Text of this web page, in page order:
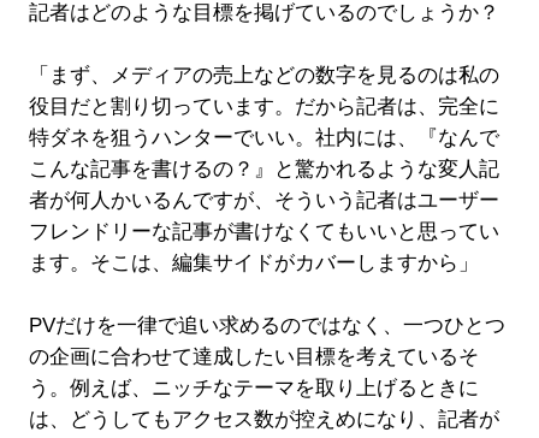
記者はどのような目標を掲げているのでしょうか？
「まず、メディアの売上などの数字を見るのは私の
役目だと割り切っています。だから記者は、完全に
特ダネを狙うハンターでいい。社内には、『なんで
こんな記事を書けるの？』と驚かれるような変人記
者が何人かいるんですが、そういう記者はユーザー
フレンドリーな記事が書けなくてもいいと思ってい
ます。そこは、編集サイドがカバーしますから」
PVだけを一律で追い求めるのではなく、一つひとつ
の企画に合わせて達成したい目標を考えているそ
う。例えば、ニッチなテーマを取り上げるときに
は、どうしてもアクセス数が控えめになり、記者が